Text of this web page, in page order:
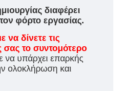
διαφέρει
φόρτο εργασίας.
να δίνετε τις
σας το συντομότερο
να υπάρχει επαρκής
ολοκλήρωση και